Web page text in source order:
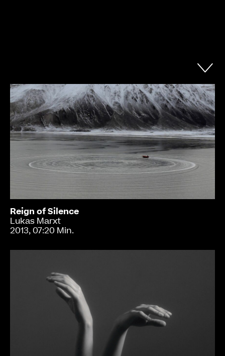
Reign of Silence
Lukas Marxt
2013, 07:20 Min.